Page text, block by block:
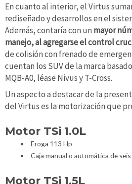
En cuanto al interior, el Virtus
rediseñado y desarrollos en el
Además, contaría con un mayor
manejo, al agregarse el control
de colisión con frenado de
cuentan los SUV de la marca
MQB-A0, léase Nivus y T-Cross.
Un aspecto a destacar de la
del Virtus es la motorización que
Motor TSi 1.0L
Eroga 113 Hp
Caja manual o automática de
Motor TSi 1.5L